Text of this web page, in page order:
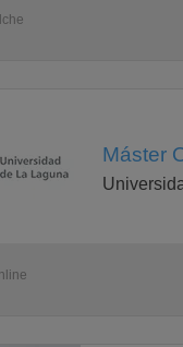
Máster